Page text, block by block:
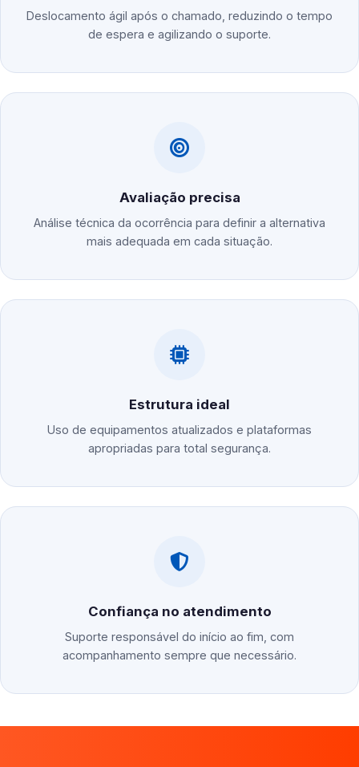
Deslocamento ágil após o chamado, reduzindo o tempo
de espera e agilizando o suporte.
Avaliação precisa
Análise técnica da ocorrência para definir a alternativa
mais adequada em cada situação.
Estrutura ideal
Uso de equipamentos atualizados e plataformas
apropriadas para total segurança.
Confiança no atendimento
Suporte responsável do início ao fim, com
acompanhamento sempre que necessário.